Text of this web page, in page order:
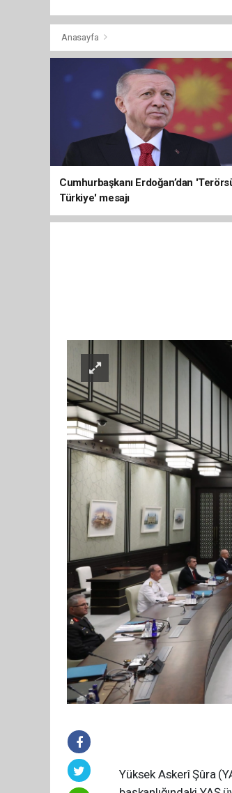
Anasayfa
Cumhurbaşkanı Erdoğan’dan
Türkiye' mesajı
Yüksek Askerî Şûra